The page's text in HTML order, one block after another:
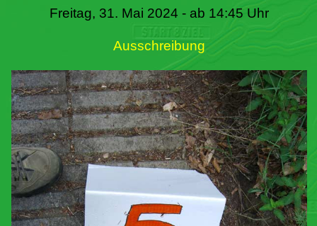
Termine
Freitag, 31. Mai 2024 - ab 14:45 Uhr
Ausschreibung